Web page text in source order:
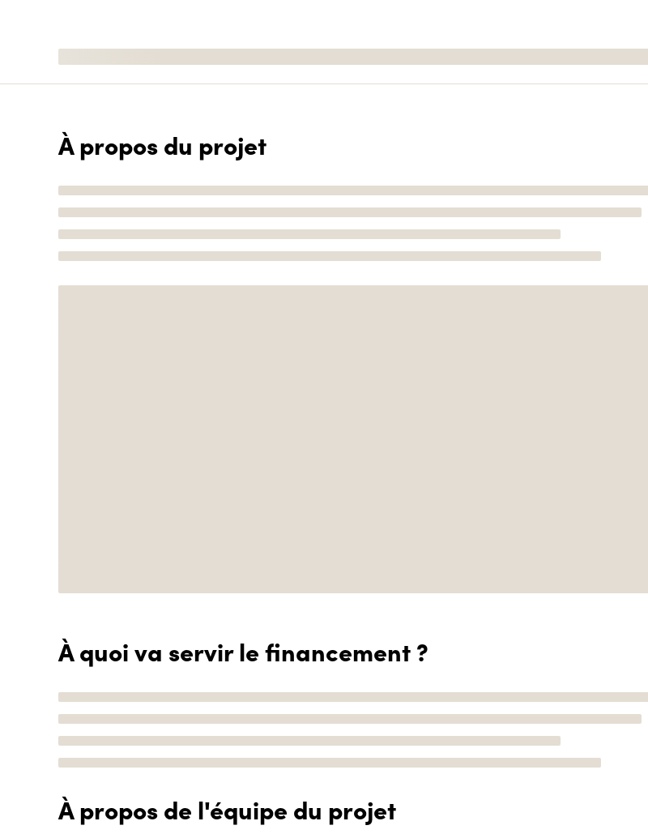
À propos du projet
À quoi va servir le financement ?
À propos de l'équipe du projet